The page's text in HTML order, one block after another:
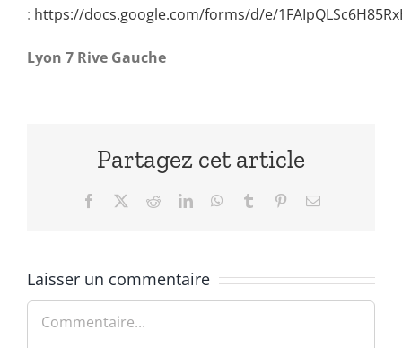
: https://docs.google.com/forms/d/e/
Lyon 7 Rive Gauche
Partagez cet article
Facebook RedditLinkedInWhatsApp
Tumblr PinterestEmail
Laisser un commentaire
Commentaire